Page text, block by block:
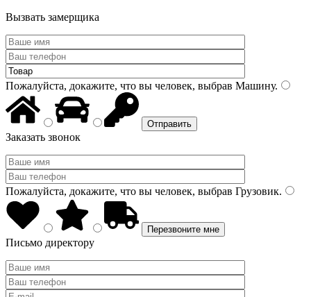
Вызвать замерщика
Пожалуйста, докажите, что вы человек, выбрав Машину.
Заказать звонок
Пожалуйста, докажите, что вы человек, выбрав Грузовик.
Письмо директору